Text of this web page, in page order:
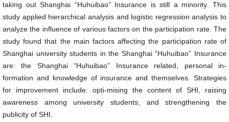
taking out Shanghai “Huhuibao” Insurance is still a minority. This
study applied hierarchical analysis and logistic regression analysis to
analyze the influence of various factors on the participation rate. The
study found that the main factors affecting the participation rate of
Shanghai university students in the Shanghai “Huhuibao” Insurance
are: the Shanghai “Huhuibao” Insurance related, personal in-
formation and knowledge of insurance and themselves. Strategies
for improvement include: opti-mising the content of SHI, raising
awareness among university students, and strengthening the
publicity of SHI.